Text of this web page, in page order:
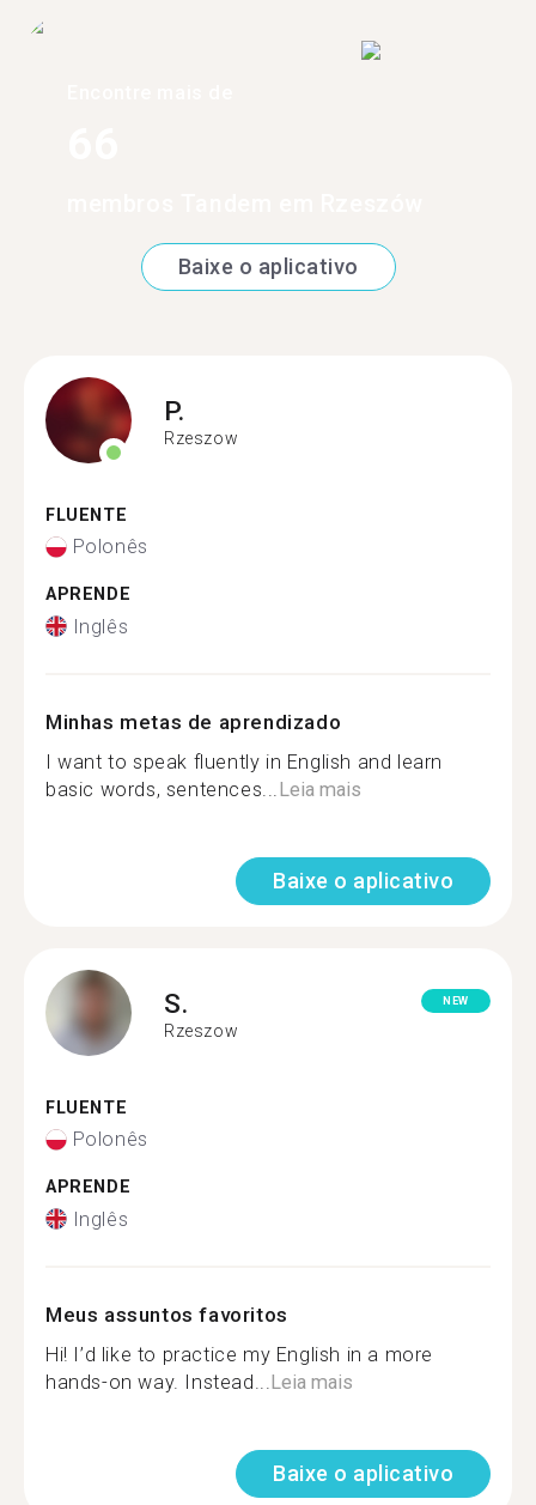
Baixe o aplicativo
P.
Rzeszow
FLUENTE
Polonês
APRENDE
Inglês
Minhas metas de aprendizado
I want to speak fluently in English and learn
basic words, sentences... Leia mais
Baixe o aplicativo
S.
Rzeszow
NEW
FLUENTE
Polonês
APRENDE
Inglês
Meus assuntos favoritos
Hi! I’d like to practice my English in a more
hands-on way. Instead... Leia mais
Baixe o aplicativo